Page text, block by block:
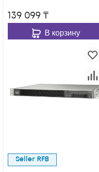
139 099 ₸
В корзину
Seller RFB